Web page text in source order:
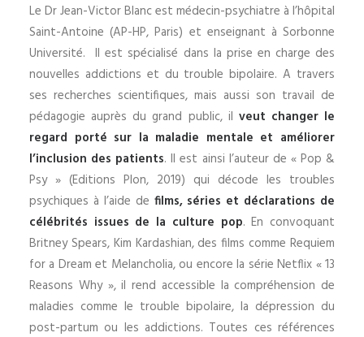
Le Dr Jean-Victor Blanc est médecin-psychiatre à l’hôpital
Saint-Antoine (AP-HP, Paris) et enseignant à Sorbonne
Université. Il est spécialisé dans la prise en charge des
nouvelles addictions et du trouble bipolaire. A travers
ses recherches scientifiques, mais aussi son travail de
pédagogie auprès du grand public, il veut changer le
regard porté sur la maladie mentale et améliorer
l’inclusion des patients. Il est ainsi l’auteur de « Pop &
Psy » (Editions Plon, 2019) qui décode les troubles
psychiques à l’aide de films, séries et déclarations de
célébrités issues de la culture pop. En convoquant
Britney Spears, Kim Kardashian, des films comme Requiem
for a Dream et Melancholia, ou encore la série Netflix « 13
Reasons Why », il rend accessible la compréhension de
maladies comme le trouble bipolaire, la dépression du
post-partum ou les addictions. Toutes ces références